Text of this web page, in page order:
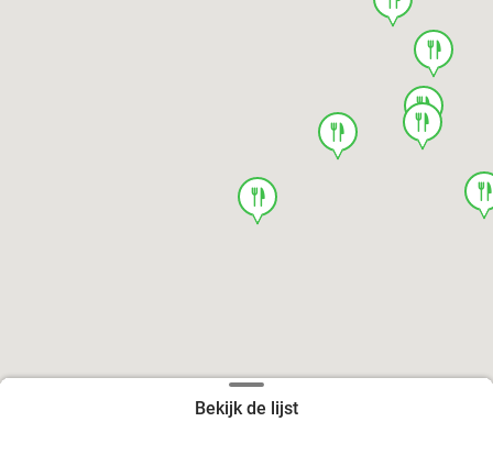
food
food
food
food
food
Bekijk de lijst